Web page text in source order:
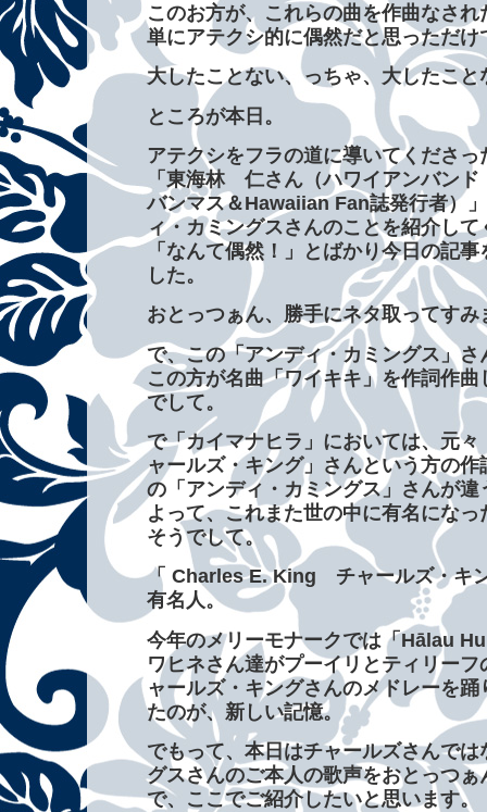
このお方が、これらの曲を作曲なさ
単にアテクシ的に偶然だと思っただけ
大したことない、っちゃ、大したこ
ところが本日。
アテクシをフラの道に導いてくださ
「東海林 仁さん（ハワイアンバン
バンマス＆Hawaiian Fan誌発行者）
ィ・カミングスさんのことを紹介し
「なんて偶然！」とばかり今日の記
した。
おとっつぁん、勝手にネタ取ってすみ
で、この「アンディ・カミングス」
この方が名曲「ワイキキ」を作詞作
でして。
で「カイマナヒラ」においては、元々
ャールズ・キング」さんという方の
の「アンディ・カミングス」さんが
よって、これまた世の中に有名にな
そうでして。
「 Charles E. King チャールズ・キ
有名人。
今年のメリーモナークでは「Hālau
ワヒネさん達がプーイリとティリー
ャールズ・キングさんのメドレーを
たのが、新しい記憶。
でもって、本日はチャールズさんで
グスさんのご本人の歌声をおとっつ
で、ここでご紹介したいと思います。